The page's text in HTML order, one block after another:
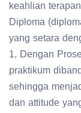
keahlian
Diploma
yang setara
1, Dengan
praktikum
sehingga
dan attitude